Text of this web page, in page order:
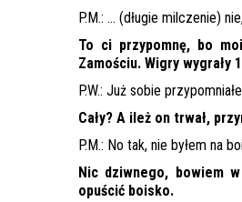
P.M.: … (długie milczenie)
To ci przypomnę, bo
Zamościu. Wigry wygrały
P.W.: Już sobie
Cały? A ileż on trwał,
P.M.: No tak, nie byłem na
Nic dziwnego, bowiem
opuścić boisko.